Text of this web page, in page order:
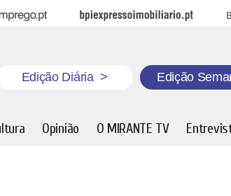
BPI Expresso Imobiliário
Edição Diária > Edição
Opinião O MIRANTE TV